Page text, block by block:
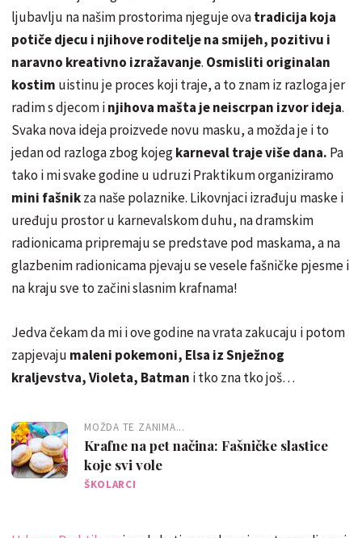
ljubavlju na našim prostorima njeguje ovatradicija koja
potiče djecu i njihove roditelje na smijeh, pozitivu i
naravno kreativno izražavanje. Osmisliti originalan
kostim uistinu je proces koji traje, a to znam iz razloga jer
radim s djecom injihova mašta je neiscrpan izvor ideja.
Svaka nova ideja proizvede novu masku, a možda je i to
jedan od razloga zbog kojegkarneval traje više dana. Pa
tako i mi svake godine u udruzi Praktikum organiziramo
mini fašnikza naše polaznike. Likovnjaci izrađuju maske i
uređuju prostor u karnevalskom duhu, na dramskim
radionicama pripremaju se predstave pod maskama, a na
glazbenim radionicama pjevaju se vesele fašničke pjesme i
na kraju sve to začini slasnim krafnama!
Jedva čekam da mi i ove godine na vrata zakucaju i potom
zapjevaju maleni pokemoni, Elsa iz Snježnog
kraljevstva, Violeta, Batman i tko zna tko još…
MOŽDA TE ZANIMA...
Krafne na pet načina: Fašničke slastice
koje svi vole
ŠKOLARCI